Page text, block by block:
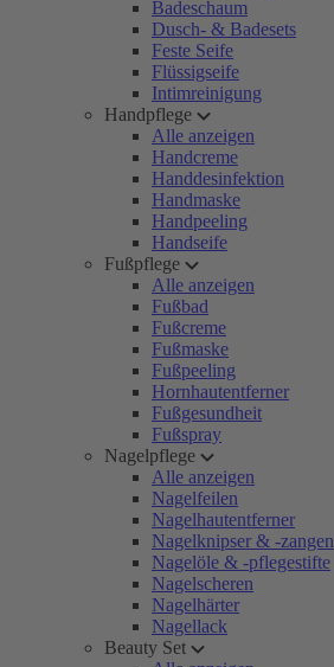
Badeschaum
Dusch- & Badesets
Feste Seife
Flüssigseife
Intimreinigung
Handpflege
Alle anzeigen
Handcreme
Handdesinfektion
Handmaske
Handpeeling
Handseife
Fußpflege
Alle anzeigen
Fußbad
Fußcreme
Fußmaske
Fußpeeling
Hornhautentferner
Fußgesundheit
Fußspray
Nagelpflege
Alle anzeigen
Nagelfeilen
Nagelhautentferner
Nagelknipser & -zangen
Nagelöle & -pflegestifte
Nagelscheren
Nagelhärter
Nagellack
Beauty Set